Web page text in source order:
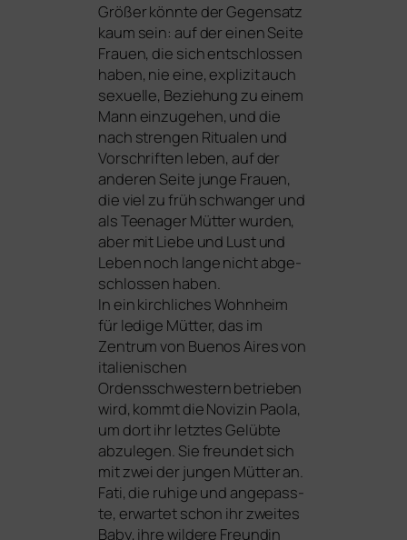
Größer könn­te der Gegensatz
kaum sein: auf der einen Seite
Frauen, die sich ent­schlos­sen
haben, nie eine, expli­zit auch
sexu­el­le, Beziehung zu einem
Mann ein­zu­ge­hen, und die
nach stren­gen Ritualen und
Vorschriften leben, auf der
ande­ren Seite jun­ge Frauen,
die viel zu früh schwan­ger und
als Teenager Mütter wur­den,
aber mit Liebe und Lust und
Leben noch lan­ge nicht abge­
schlos­sen haben.
In ein kirch­li­ches Wohnheim
für ledi­ge Mütter, das im
Zentrum von Buenos Aires von
ita­lie­ni­schen
Ordensschwestern betrie­ben
wird, kommt die Novizin Paola,
um dort ihr letz­tes Gelübte
abzu­le­gen. Sie freun­det sich
mit zwei der jun­gen Mütter an.
Fati, die ruhi­ge und ange­pass­
te, erwar­tet schon ihr zwei­tes
Baby, ihre wil­de­re Freundin